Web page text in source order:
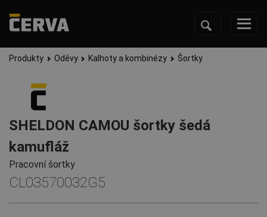
Produkty Oděvy Kalhoty a kombinézy Šortky
SHELDON CAMOU šortky šedá
kamufláž
Pracovní šortky
CL03570032G5